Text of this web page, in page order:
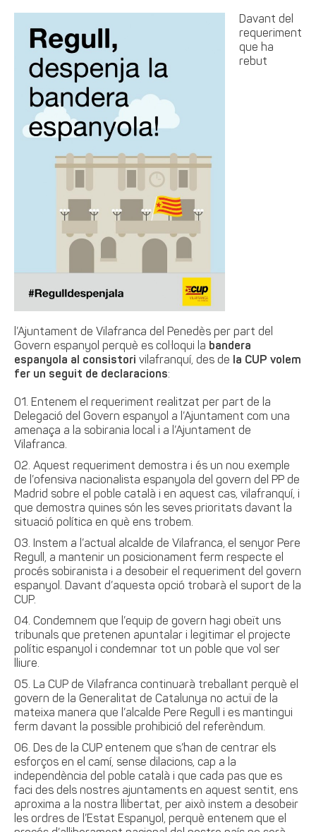
Davant del
requeriment
que ha
rebut
l’Ajuntament de Vilafranca del Penedès per part del
Govern espanyol perquè es col·loqui la bandera
espanyola al consistori vilafranquí, des de la CUP volem
fer un seguit de declaracions:
Entenem el requeriment realitzat per part de la
Delegació del Govern espanyol a l’Ajuntament com una
amenaça a la sobirania local i a l’Ajuntament de
Vilafranca.
Aquest requeriment demostra i és un nou exemple
de l’ofensiva nacionalista espanyola del govern del PP de
Madrid sobre el poble català i en aquest cas, vilafranquí, i
que demostra quines són les seves prioritats davant la
situació política en què ens trobem.
Instem a l’actual alcalde de Vilafranca, el senyor Pere
Regull, a mantenir un posicionament ferm respecte el
procés sobiranista i a desobeir el requeriment del govern
espanyol. Davant d’aquesta opció trobarà el suport de la
CUP.
Condemnem que l’equip de govern hagi obeït uns
tribunals que pretenen apuntalar i legitimar el projecte
polític espanyol i condemnar tot un poble que vol ser
lliure.
La CUP de Vilafranca continuarà treballant perquè el
govern de la Generalitat de Catalunya no actuï de la
mateixa manera que l’alcalde Pere Regull i es mantingui
ferm davant la possible prohibició del referèndum.
Des de la CUP entenem que s’han de centrar els
esforços en el camí, sense dilacions, cap a la
independència del poble català i que cada pas que es
faci des dels nostres ajuntaments en aquest sentit, ens
aproxima a la nostra llibertat, per això instem a desobeir
les ordres de l’Estat Espanyol, perquè entenem que el